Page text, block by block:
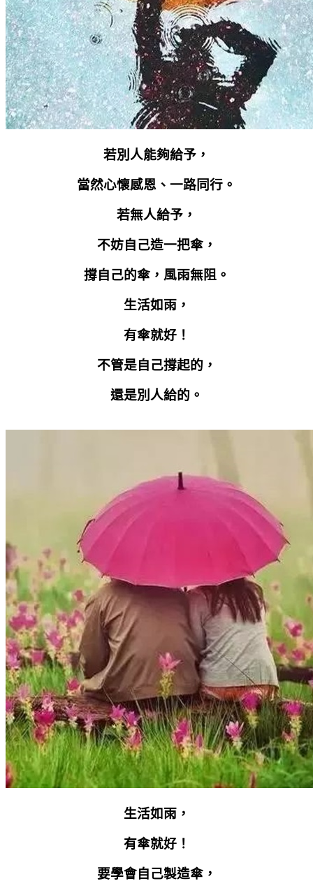
若別人能夠給予，
當然心懷感恩、一路同行。
若無人給予，
不妨自己造一把傘，
撐自己的傘，風雨無阻。
生活如雨，
有傘就好！
不管是自己撐起的，
還是別人給的。
生活如雨，
有傘就好！
要學會自己製造傘，